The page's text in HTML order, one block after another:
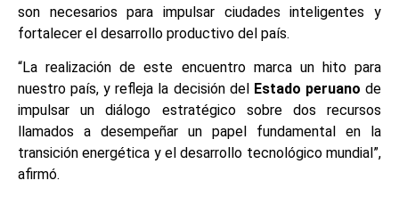
son necesarios para impulsar ciudades inteligentes y
fortalecer el desarrollo productivo del país.
“La realización de este encuentro marca un hito para
nuestro país, y refleja la decisión del
Estado peruano de
impulsar un diálogo estratégico sobre dos recursos
llamados a desempeñar un papel fundamental en la
transición energética y el desarrollo tecnológico mundial”,
afirmó.